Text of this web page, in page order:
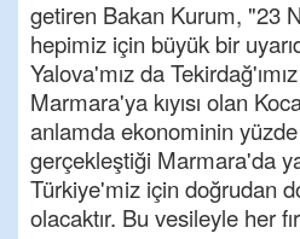
getiren Bakan Kurum, "23
hepimiz için büyük bir
Yalova'mız da
Marmara'ya kıyısı olan
anlamda ekonominin yüzde
gerçekleştiği Marmara'da
Türkiye'miz için doğrudan
olacaktır. Bu vesileyle her